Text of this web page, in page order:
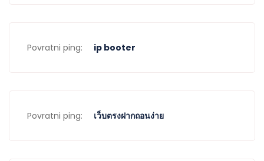
Povratni ping: ip booter
Povratni ping: เว็บตรงฝากถอนง่าย